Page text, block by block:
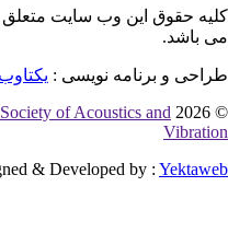
حقوق این وب سایت متعلق
باشد.
و برنامه نویسی : یکتاوب
©
Society of Acoustics and
& Developed by :